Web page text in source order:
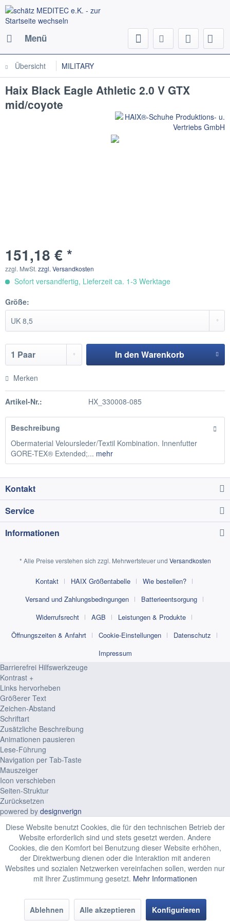
Menü
Übersicht MILITARY
Haix Black Eagle Athletic 2.0 V GTX
mid/coyote
151,18 € *
zzgl. MwSt. zzgl. Versandkosten
Sofort versandfertig, Lieferzeit ca. 1-3 Werktage
Größe:
In den Warenkorb
Merken
Artikel-Nr.: HX_330008-085
Beschreibung
Obermaterial Veloursleder/Textil Kombination. Innenfutter
GORE-TEX® Extended;... mehr
Kontakt
Service
Informationen
* Alle Preise verstehen sich zzgl. Mehrwertsteuer und Versandkosten
Kontakt HAIX Größentabelle
Wie bestellen?
Versand und Zahlungsbedingungen
Batterieentsorgung
Widerrufsrecht
AGB
Leistungen & Produkte
Öffnungszeiten & Anfahrt
Cookie-Einstellungen
Datenschutz
Impressum
Diese Website benutzt Cookies, die für den technischen Betrieb der
Website erforderlich sind und stets gesetzt werden. Andere
Cookies, die den Komfort bei Benutzung dieser Website erhöhen,
der Direktwerbung dienen oder die Interaktion mit anderen
Websites und sozialen Netzwerken vereinfachen sollen, werden nur
mit Ihrer Zustimmung gesetzt. Mehr Informationen
Ablehnen Alle akzeptieren Konfigurieren
Barrierefrei Hilfswerkzeuge
Kontrast +
Links hervorheben
Größerer Text
Zeichen-Abstand
Schriftart
Zusätzliche Beschreibung
Animationen pausieren
Lese-Führung
Navigation per Tab-Taste
Mauszeiger
Icon verschieben
Seiten-Struktur
Zurücksetzen
powered by designverign